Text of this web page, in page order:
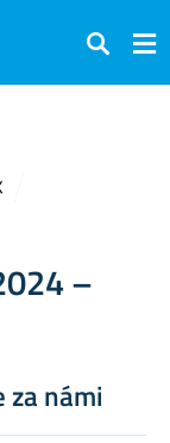
Hledat
–
za námi